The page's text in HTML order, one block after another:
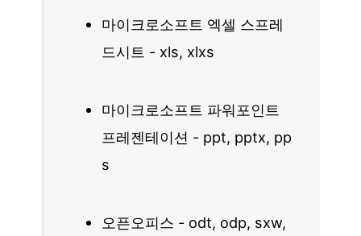
마이크로소프트 엑셀 스프레
드시트 - xls, xlxs
마이크로소프트 파워포인트
프레젠테이션 - ppt, pptx, pp
s
오픈오피스 - odt, odp, sxw,